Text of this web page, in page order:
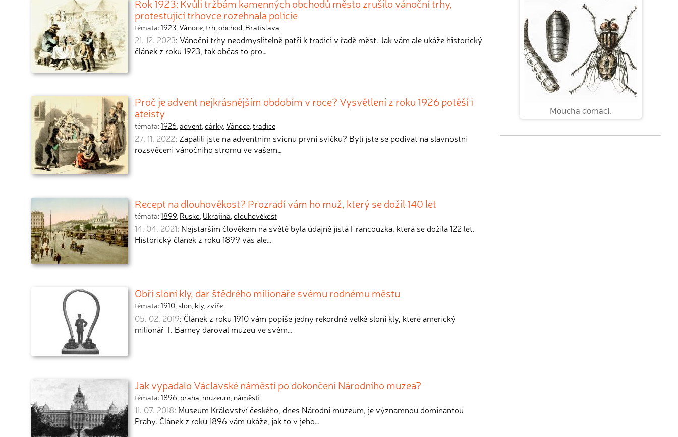
Rok 1923: Kvůli tržbám kamenných obchodů město zrušilo vánoční trhy,
protestující trhovce rozehnala policie
témata:1923,Vánoce,trh,obchod, Bratislava
21. 12. 2023: Vánoční trhy neodmyslitelně patří k tradici v řadě měst. Jak vám ale ukáže historický
článek z roku 1923, tak občas to pro…
Proč je advent nejkrásnějším obdobím v roce? Vysvětlení z roku 1926 potěší i
ateisty
témata:1926,advent,dárky,Vánoce,tradice
27. 11. 2022: Zapálili jste na adventním svícnu první svíčku? Byli jste se podívat na slavnostní
rozsvěcení vánočního stromu ve vašem…
Recept na dlouhověkost? Prozradí vám ho muž, který se dožil 140 let
témata:1899, Rusko, Ukrajina,dlouhověkost
14. 04. 2021: Nejstarším člověkem na světě byla údajně jistá Francouzka, která se dožila 122 let.
Historický článek z roku 1899 vás ale…
Obří sloní kly, dar štědrého milionáře svému rodnému městu
témata:1910, slon, kly, zvíře
05. 02. 2019: Článek z roku 1910 vám popíše jedny rekordně velké sloní kly, které americký
milionář T. Barney daroval muzeu ve svém…
Jak vypadalo Václavské náměstí po dokončení Národního muzea?
témata:1896, praha, muzeum, náměstí
11. 07. 2018: Museum Království českého, dnes Národní muzeum, je významnou dominantou
Prahy. Článek z roku 1896 vám ukáže, jak to v jeho…
Moucha domácí.